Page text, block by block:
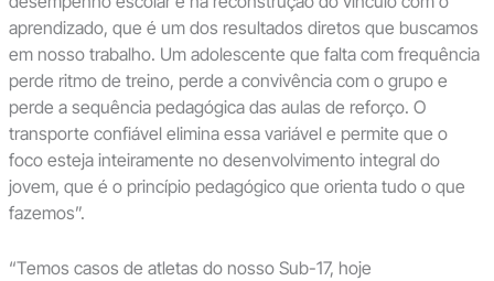
aprendizado, que é um dos resultados diretos que buscamos
em nosso trabalho. Um adolescente que falta com frequência
perde ritmo de treino, perde a convivência com o grupo e
perde a sequência pedagógica das aulas de reforço. O
transporte confiável elimina essa variável e permite que o
foco esteja inteiramente no desenvolvimento integral do
jovem, que é o princípio pedagógico que orienta tudo o que
fazemos”.
“Temos casos de atletas do nosso Sub-17, hoje